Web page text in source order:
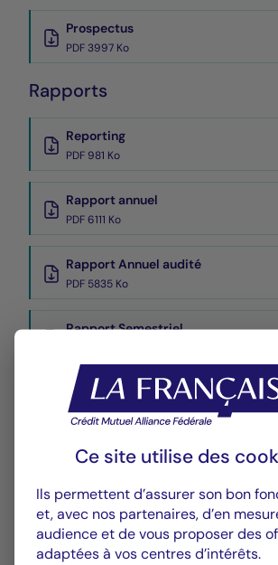
Prospectus
PDF 3997 Ko
Rapports
Reporting
PDF 981 Ko
Rapport annuel
PDF 6111 Ko
Rapport Annuel audité
PDF 5835 Ko
Rapport Semestriel
Performances
XLSX 28 Ko
Ce site utilise des
Ils permettent d’assurer son bon
et, avec nos partenaires, d’en
audience et de vous proposer des
adaptées à vos centres d’intérêts.